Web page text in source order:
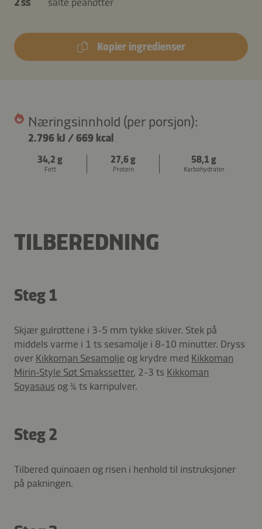
Kopier ingredienser
Næringsinnhold (per porsjon):
2.796 kJ /669 kcal
34,2 g
Fett
27,6 g
Protein
58,1 g
Karbohydrater
TILBEREDNING
Steg 1
Skjær gulrøttene i 3-5 mm tykke skiver. Stek på
middels varme i 1 ts sesamolje i 8-10 minutter. Dryss
over Kikkoman Sesamolje og krydre med Kikkoman
Mirin-Style Søt Smakssetter, 2-3 ts Kikkoman
Soyasaus og ¼ ts karripulver.
Steg 2
Tilbered quinoaen og risen i henhold til instruksjoner
på pakningen.